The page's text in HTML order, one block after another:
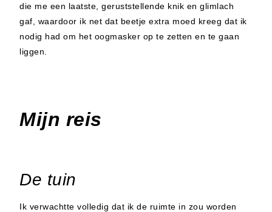
die me een laatste, geruststellende knik en glimlach
gaf, waardoor ik net dat beetje extra moed kreeg dat ik
nodig had om het oogmasker op te zetten en te gaan
liggen.
Mijn reis
De tuin
Ik verwachtte volledig dat ik de ruimte in zou worden